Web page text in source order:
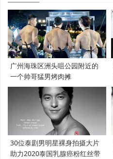
广州海珠区洲头咀公园附近的
一个帅哥猛男烤肉摊
30位泰剧男明星裸身拍摄大片
助力2020泰国乳腺癌粉红丝带